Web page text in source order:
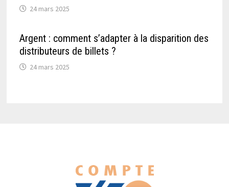
24 mars 2025
Argent : comment s’adapter à la disparition des
distributeurs de billets ?
24 mars 2025